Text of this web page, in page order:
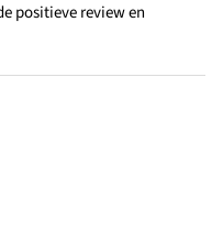
positieve review en